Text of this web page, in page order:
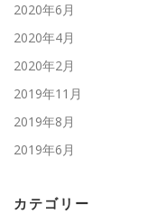
2020年6月
2020年4月
2020年2月
2019年11月
2019年8月
2019年6月
カテゴリー